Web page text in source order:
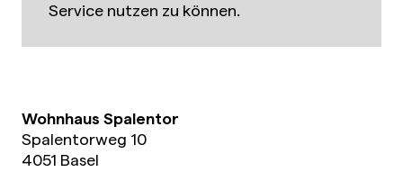
Service nutzen zu können.
Wohnhaus Spalentor
Spalentorweg 10
4051 Basel